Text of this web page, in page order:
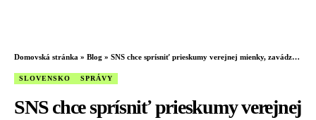
Domovská stránka » Blog » SNS chce sprísniť prieskumy verejnej mienky, zavádza sankcie aj nové pravidlá transparentnosti
SLOVENSKO SPRÁVY
SNS chce sprísniť prieskumy verejnej